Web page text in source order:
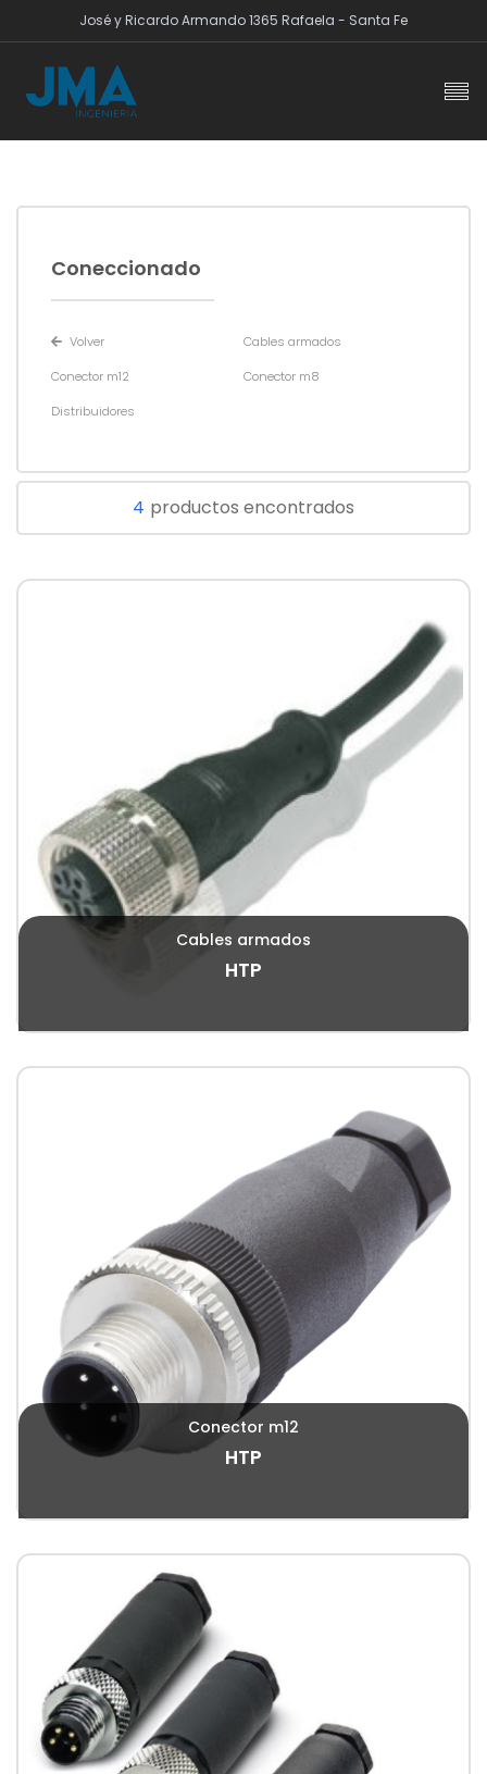
José y Ricardo Armando 1365 Rafaela - Santa Fe
4 productos encontrados
Cables armados
HTP
Conector m12
HTP
Coneccionado
Volver
Cables armados
Conector m12
Conector m8
Distribuidores